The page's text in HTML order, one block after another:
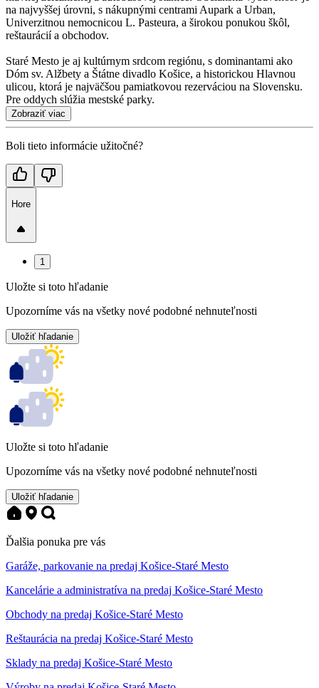
na najvyššej úrovni, s nákupnými centrami Aupark a Urban,
Univerzitnou nemocnicou L. Pasteura, a širokou ponukou škôl,
reštaurácií a obchodov.
Staré Mesto je aj kultúrnym srdcom regiónu, s dominantami ako
Dóm sv. Alžbety a Štátne divadlo Košice, a historickou Hlavnou
ulicou, ktorá je najväčšou pamiatkovou rezerváciou na Slovensku.
Pre oddych slúžia mestské parky.
Zobraziť viac
Boli tieto informácie užitočné?
Hore
1
Uložte si toto hľadanie
Upozorníme vás na všetky nové podobné nehnuteľnosti
Uložiť hľadanie
Uložte si toto hľadanie
Upozorníme vás na všetky nové podobné nehnuteľnosti
Uložiť hľadanie
Ďalšia ponuka pre vás
Garáže, parkovanie na predaj Košice-Staré Mesto
Kancelárie a administratíva na predaj Košice-Staré Mesto
Obchody na predaj Košice-Staré Mesto
Reštaurácia na predaj Košice-Staré Mesto
Sklady na predaj Košice-Staré Mesto